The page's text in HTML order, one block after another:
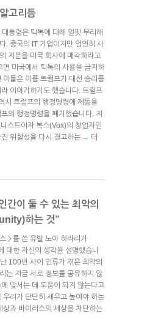
고리듬
통령은 틱톡에 대해 얼핏 무리해
. 중국의 IT 기업이지만 엄연히 사
지분을 미국 회사에 매각하라고
면 미국에서 틱톡의 사용을 금지하
이들은 이를 트럼프가 대선 승리를
이야기하기도 했습니다. 트럼프
시 트럼프의 행정명령에 제동을
의 행정명령을 폐기했습니다. 지
스트이자 복스(Vox)의 창업자인
위험성을 다시 경고하는 → 더
간이 둘 수 있는 최악의
하는 것”
＞를 쓴 유발 노아 하라리가
대한 자신의 생각을 설명했습니
100년 사이 인류가 겪은 최악의
는 지금 서로 정보를 공유하지 않
맞서는 데 도움이 되지 않는다고
우리가 단단히 세우고 높여야 하는
상과 바이러스의 세상을 차단하는